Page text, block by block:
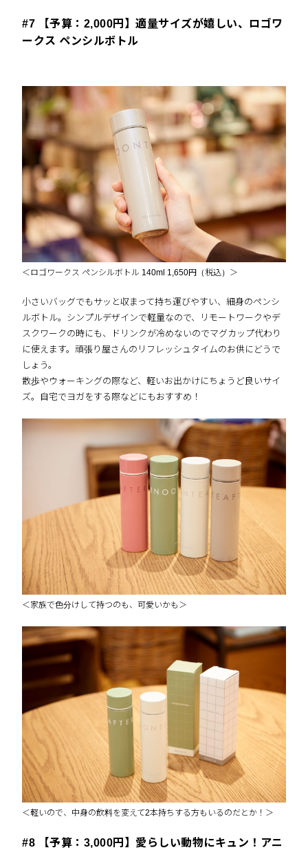
#7 【予算：2,000円】適量サイズが嬉しい、ロゴワ
ークス ペンシルボトル
＜ロゴワークス ペンシルボトル 140ml 1,650円（税込）＞
小さいバッグでもサッと収まって持ち運びやすい、細身のペンシ
ルボトル。シンプルデザインで軽量なので、リモートワークやデ
スクワークの時にも、ドリンクが冷めないのでマグカップ代わり
に使えます。頑張り屋さんのリフレッシュタイムのお供にどうで
しょう。
散歩やウォーキングの際など、軽いお出かけにちょうど良いサイ
ズ。自宅でヨガをする際などにもおすすめ！
＜家族で色分けして持つのも、可愛いかも＞
＜軽いので、中身の飲料を変えて2本持ちする方もいるのだとか！＞
#8 【予算：3,000円】愛らしい動物にキュン！アニ